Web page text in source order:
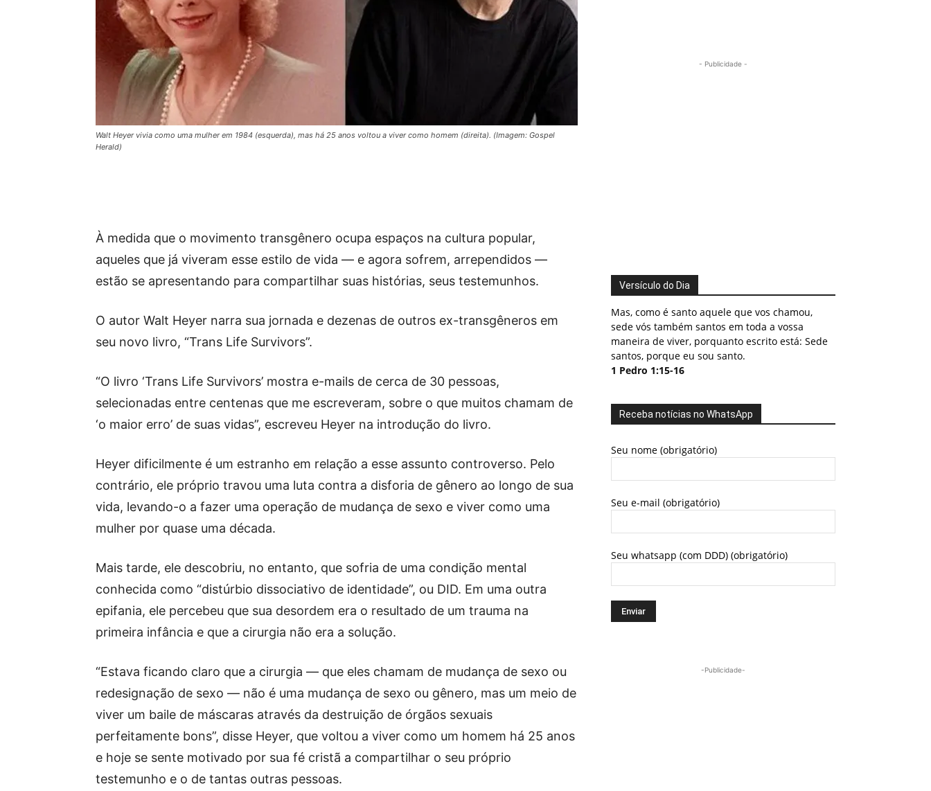
Walt Heyer vivia como uma mulher em 1984 (esquerda), mas há 25 anos voltou a viver como homem (direita). (Imagem: Gospel
Herald)
À medida que o movimento transgênero ocupa espaços na cultura popular,
aqueles que já viveram esse estilo de vida — e agora sofrem, arrependidos —
estão se apresentando para compartilhar suas histórias, seus testemunhos.
O autor Walt Heyer narra sua jornada e dezenas de outros ex-transgêneros em
seu novo livro, “Trans Life Survivors”.
“O livro ‘Trans Life Survivors’ mostra e-mails de cerca de 30 pessoas,
selecionadas entre centenas que me escreveram, sobre o que muitos chamam de
‘o maior erro’ de suas vidas”, escreveu Heyer na introdução do livro.
Heyer dificilmente é um estranho em relação a esse assunto controverso. Pelo
contrário, ele próprio travou uma luta contra a disforia de gênero ao longo de sua
vida, levando-o a fazer uma operação de mudança de sexo e viver como uma
mulher por quase uma década.
Mais tarde, ele descobriu, no entanto, que sofria de uma condição mental
conhecida como “distúrbio dissociativo de identidade”, ou DID. Em uma outra
epifania, ele percebeu que sua desordem era o resultado de um trauma na
primeira infância e que a cirurgia não era a solução.
“Estava ficando claro que a cirurgia — que eles chamam de mudança de sexo ou
redesignação de sexo — não é uma mudança de sexo ou gênero, mas um meio de
viver um baile de máscaras através da destruição de órgãos sexuais
perfeitamente bons”, disse Heyer, que voltou a viver como um homem há 25 anos
e hoje se sente motivado por sua fé cristã a compartilhar o seu próprio
testemunho e o de tantas outras pessoas.
- Publicidade -
Versículo do Dia
Mas, como é santo aquele que vos chamou,
sede vós também santos em toda a vossa
maneira de viver, porquanto escrito está: Sede
santos, porque eu sou santo.
1 Pedro 1:15-16
Receba notícias no WhatsApp
Seu nome (obrigatório)
Seu e-mail (obrigatório)
Seu whatsapp (com DDD) (obrigatório)
-Publicidade-